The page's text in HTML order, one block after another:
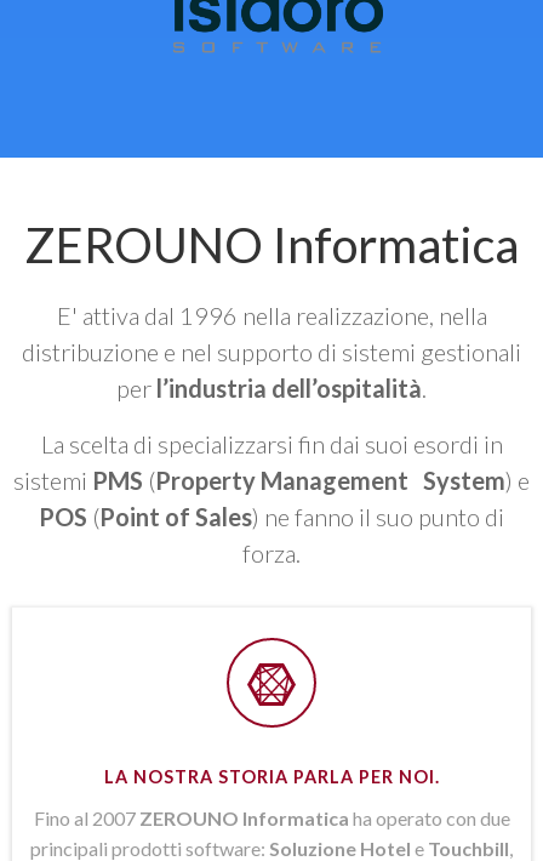
ZEROUNO Informatica
E' attiva dal 1996 nella realizzazione, nella
distribuzione e nel supporto di sistemi gestionali
per l’industria dell’ospitalità
La scelta di specializzarsi fin dai suoi esordi in
sistemi PMS (Property Management System) e
POS (Point of Sales) ne fanno il suo punto di
forza.
LA NOSTRA STORIA PARLA PER NOI.
Fino al 2007 ZEROUNO Informatica ha operato con due
principali prodotti software: Soluzione Hotel e Touchbill